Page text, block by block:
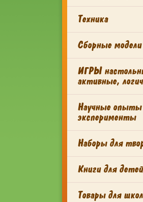
Техника
Сборные модели
ИГРЫ
активные,
Научные
эксперименты
Наборы для
Книги для детей
Товары для